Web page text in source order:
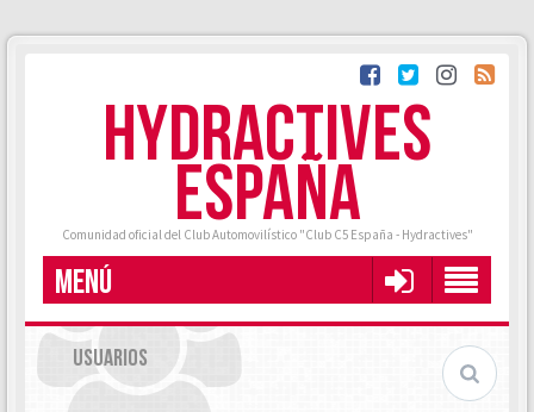
HYDRACTIVES
ESPAÑA
Comunidad oficial del Club Automovilístico "Club C5 España - Hydractives"
MENÚ
USUARIOS